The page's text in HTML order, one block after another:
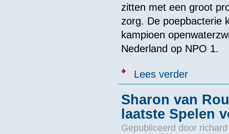
zitten met een groot
zorg. De poepbacterie
kampioen
Nederland op NPO 1.
Lees verderover Nekt
Sharon van
laatste Spelen
Gepubliceerd door